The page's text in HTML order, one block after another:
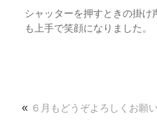
シャッターを押すときの掛
も上手で笑顔になりました。
« ６月もどうぞよろしくお願